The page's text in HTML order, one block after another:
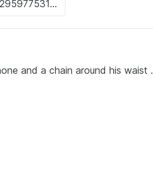
and a chain around his waist .